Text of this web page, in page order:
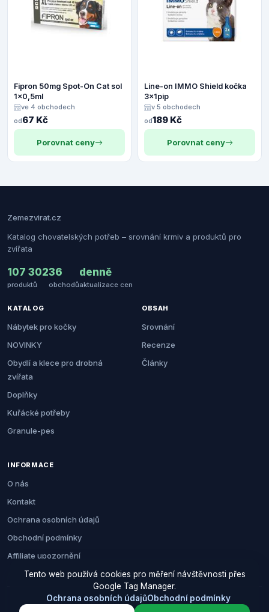
Fipron 50mg Spot-On Cat sol
1x0,5ml
ve 4 obchodech
od67 Kč
Porovnat ceny
Line-on IMMO Shield kočka
3x1pip
v 5 obchodech
od189 Kč
Porovnat ceny
Zemezvirat.cz
Katalog chovatelských potřeb – srovnání krmiv a produktů pro
zvířata
107 302
produktů
36
obchodů
denně
aktualizace cen
KATALOG
Nábytek pro kočky
NOVINKY
Obydlí a klece pro drobná
zvířata
Doplňky
Kuřácké potřeby
Granule-pes
OBSAH
Srovnání
Recenze
Články
INFORMACE
O nás
Kontakt
Ochrana osobních údajů
Obchodní podmínky
Affiliate upozornění
© 2026 Zemezvirat.cz. Všechna práva vyhrazena.
Tento web používá cookies pro měření návštěvnosti přes
Google Tag Manager.
Ochrana osobních údajůObchodní podmínky